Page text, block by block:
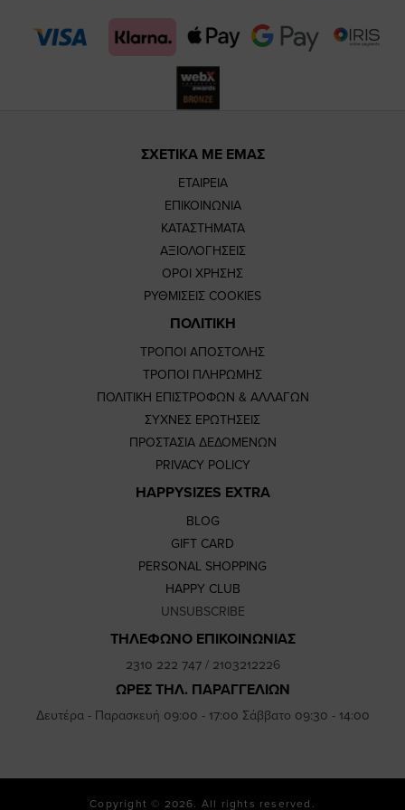
pagepage
ΣΧΕΤΙΚΑ ΜΕ ΕΜΑΣ
ΕΤΑΙΡΕΙΑ
ΕΠΙΚΟΙΝΩΝΙΑ
ΚΑΤΑΣΤΗΜΑΤΑ
ΑΞΙΟΛΟΓΗΣΕΙΣ
ΟΡΟΙ ΧΡΗΣΗΣ
ΡΥΘΜΙΣΕΙΣ COOKIES
ΠΟΛΙΤΙΚΗ
ΤΡΟΠΟΙ ΑΠΟΣΤΟΛΗΣ
ΤΡΟΠΟΙ ΠΛΗΡΩΜΗΣ
ΠΟΛΙΤΙΚΗ ΕΠΙΣΤΡΟΦΩΝ & ΑΛΛΑΓΩΝ
ΣΥΧΝΕΣ ΕΡΩΤΗΣΕΙΣ
ΠΡΟΣΤΑΣΙΑ ΔΕΔΟΜΕΝΩΝ
PRIVACY POLICY
HAPPYSIZES EXTRA
BLOG
GIFT CARD
PERSONAL SHOPPING
HAPPY CLUB
UNSUBSCRIBE
ΤΗΛΕΦΩΝΟ ΕΠΙΚΟΙΝΩΝΙΑΣ
2310 222 747/ 2103212226
ΩΡΕΣ ΤΗΛ. ΠΑΡΑΓΓΕΛΙΩΝ
Δευτέρα - Παρασκευή 09:00 - 17:00 Σάββατο 09:30 - 14:00
Copyright © 2026. All rights reserved.